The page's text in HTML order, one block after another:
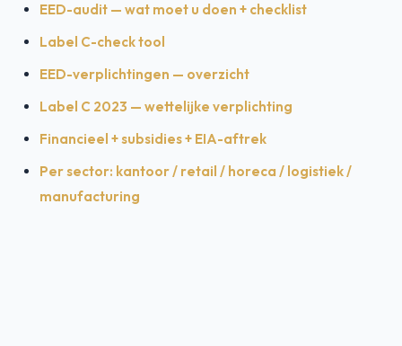
EED-audit — wat moet u doen + checklist
Label C-check tool
EED-verplichtingen — overzicht
Label C 2023 — wettelijke verplichting
Financieel + subsidies + EIA-aftrek
Per sector: kantoor / retail / horeca / logistiek /
manufacturing